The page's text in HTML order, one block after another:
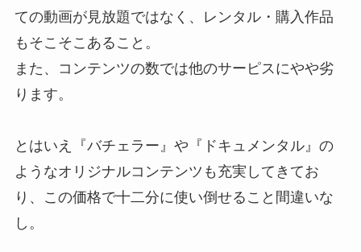
ての動画が見放題ではなく、レンタル・購入作品
もそこそこあること。
また、コンテンツの数では他のサーピスにやや劣
ります。
とはいえ『バチェラー』や『ドキュメンタル』の
ようなオリジナルコンテンツも充実してきてお
り、この価格で十二分に使い倒せること間違いな
し。